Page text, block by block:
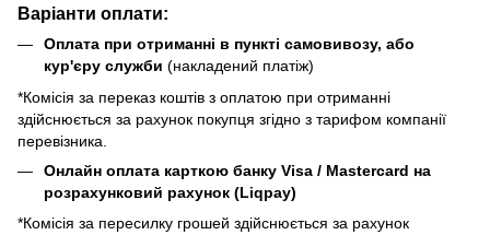
Варіанти оплати:
Оплата при отриманні в пункті самовивозу, або
кур'єру служби (накладений платіж)
*Комісія за переказ коштів з оплатою при отриманні
здійснюється за рахунок покупця згідно з тарифом компанії
перевізника.
Онлайн оплата карткою банку Visa / Mastercard на
розрахунковий рахунок (Liqpay)
*Комісія за пересилку грошей здійснюється за рахунок